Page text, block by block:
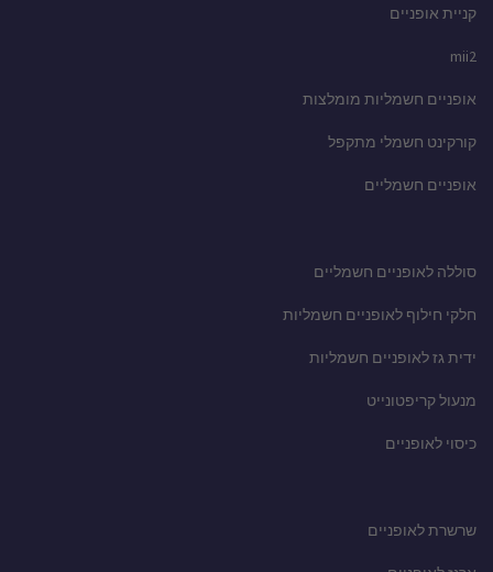
קניית אופניים
mii2
אופניים חשמליות מומלצות
קורקינט חשמלי מתקפל
אופניים חשמליים
סוללה לאופניים חשמליים
חלקי חילוף לאופניים חשמליות
ידית גז לאופניים חשמליות
מנעול קריפטונייט
כיסוי לאופניים
שרשרת לאופניים